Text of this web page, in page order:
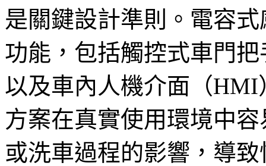
是關鍵設計準則。電容
功能，包括觸控式車門
以及車內人機介面（
方案在真實使用環境中
或洗車過程的影響，導